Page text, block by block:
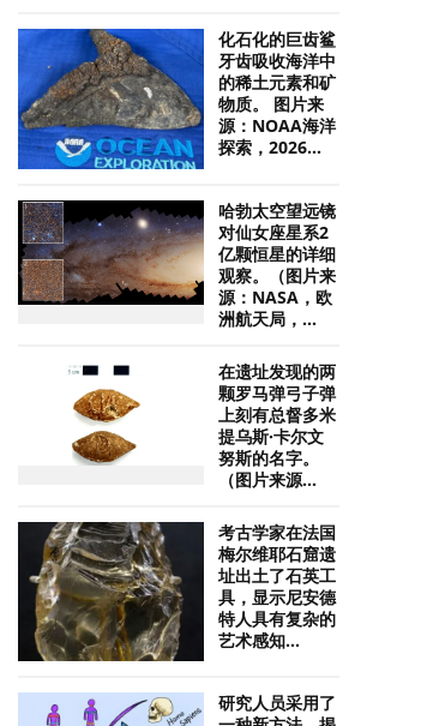
化石化的巨齿鲨
牙齿吸收海洋中
的稀土元素和矿
物质。 图片来
源：NOAA海洋
探索，2026...
哈勃太空望远镜
对仙女座星系2
亿颗恒星的详细
观察。（图片来
源：NASA，欧
洲航天局，...
在遗址发现的两
颗罗马弹弓子弹
上刻有总督多米
提乌斯·卡尔文
努斯的名字。
（图片来源...
考古学家在法国
梅尔维耶石窟遗
址出土了石英工
具，显示尼安德
特人具有复杂的
艺术感知...
研究人员采用了